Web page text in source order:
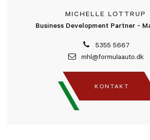
MICHELLE LOTTRUP
Business Development Partner -
5355 5667
mhl@formulaauto.dk
KONTAKT